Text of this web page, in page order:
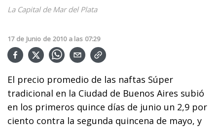
La Capital de Mar del Plata
17 de Junio de 2010 a las 07:29
El precio promedio de las naftas Súper
tradicional en la Ciudad de Buenos Aires subió
en los primeros quince días de junio un 2,9 por
ciento contra la segunda quincena de mayo, y